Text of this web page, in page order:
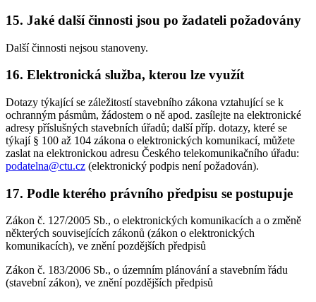
15. Jaké další činnosti jsou po žadateli požadovány
Další činnosti nejsou stanoveny.
16. Elektronická služba, kterou lze využít
Dotazy týkající se záležitostí stavebního zákona vztahující se k
ochranným pásmům, žádostem o ně apod. zasílejte na elektronické
adresy příslušných stavebních úřadů; další příp. dotazy, které se
týkají § 100 až 104 zákona o elektronických komunikací, můžete
zaslat na elektronickou adresu Českého telekomunikačního úřadu:
podatelna@ctu.cz (elektronický podpis není požadován).
17. Podle kterého právního předpisu se postupuje
Zákon č. 127/2005 Sb., o elektronických komunikacích a o změně
některých souvisejících zákonů (zákon o elektronických
komunikacích), ve znění pozdějších předpisů
Zákon č. 183/2006 Sb., o územním plánování a stavebním řádu
(stavební zákon), ve znění pozdějších předpisů